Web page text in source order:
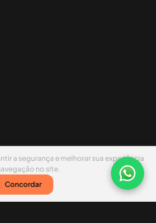
a segurança e melhorar sua experiência
no site.
Concordar